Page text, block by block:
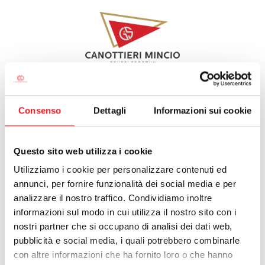
Consenso Dettagli Informazioni sui cookie
Questo sito web utilizza i cookie
Utilizziamo i cookie per personalizzare contenuti ed
annunci, per fornire funzionalità dei social media e per
analizzare il nostro traffico. Condividiamo inoltre
informazioni sul modo in cui utilizza il nostro sito con i
nostri partner che si occupano di analisi dei dati web,
pubblicità e social media, i quali potrebbero combinarle
con altre informazioni che ha fornito loro o che hanno
HOME GS CANOTTIERI MINCIO SOCIETÀ ALBO D'ORO
CANOTTAGGIO
CANOA
TUFFI
NUOTO
TENNIS
BEACH TENNIS
corsi
dirigenti delegati
allenatori
squadre
archivio